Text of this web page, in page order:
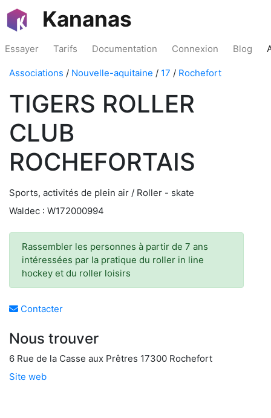
Kananas
Essayer Tarifs Documentation Connexion Blog
Associations / Nouvelle-aquitaine / 17 / Rochefort
TIGERS ROLLER
CLUB
ROCHEFORTAIS
Sports, activités de plein air / Roller - skate
Waldec : W172000994
Rassembler les personnes à partir de 7 ans
intéressées par la pratique du roller in line
hockey et du roller loisirs
Contacter
Nous trouver
6 Rue de la Casse aux Prêtres 17300 Rochefort
Site web